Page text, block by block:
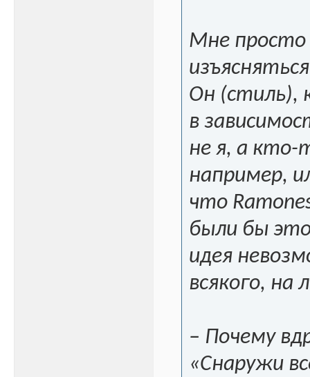
Мне просто
Он (стиль),
в
не я, а кто-
например,
что
были бы
идея
всякого, на
– Почему
«Снаружи